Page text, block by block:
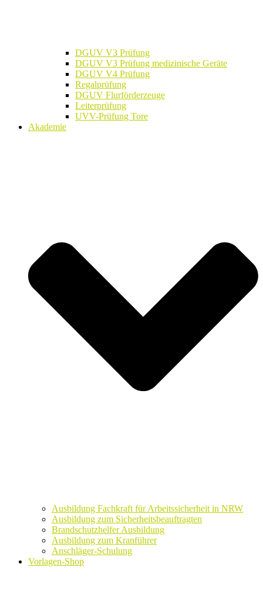
DGUV V3 Prüfung
DGUV V3 Prüfung medizinische Geräte
DGUV V4 Prüfung
Regalprüfung
DGUV Flurförderzeuge
Leiterprüfung
UVV-Prüfung Tore
Akademie
Ausbildung Fachkraft für Arbeitssicherheit in NRW
Ausbildung zum Sicherheitsbeauftragten
Brandschutzhelfer Ausbildung
Ausbildung zum Kranführer
Anschläger-Schulung
Vorlagen-Shop